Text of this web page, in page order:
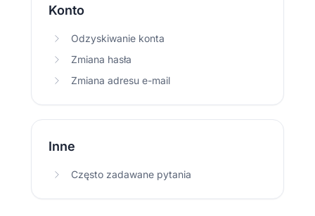
Konto
Odzyskiwanie konta
Zmiana hasła
Zmiana adresu e-mail
Inne
Często zadawane pytania